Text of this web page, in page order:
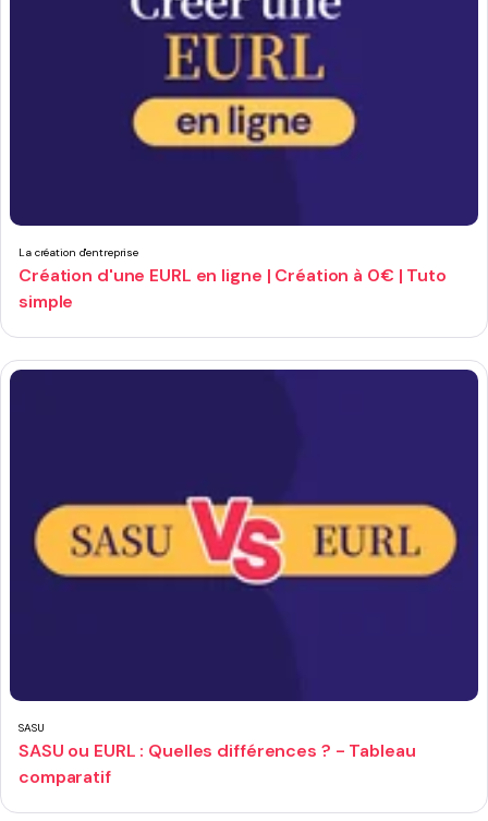
La création d'entreprise
Création d'une EURL en ligne | Création à 0€ | Tuto
simple
SASU
SASU ou EURL : Quelles différences ? - Tableau
comparatif